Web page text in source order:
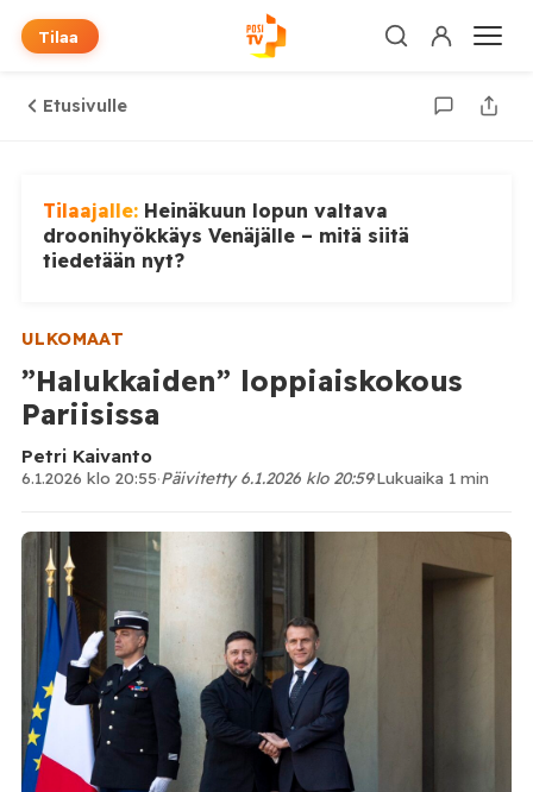
Tilaa
Etusivulle
Tilaajalle: Heinäkuun lopun valtava
droonihyökkäys Venäjälle – mitä siitä
tiedetään nyt?
ULKOMAAT
”Halukkaiden” loppiaiskokous
Pariisissa
Petri Kaivanto
6.1.2026 klo 20:55·Päivitetty 6.1.2026 klo 20:59·Lukuaika 1 min